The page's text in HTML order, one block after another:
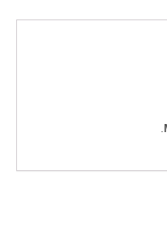
.